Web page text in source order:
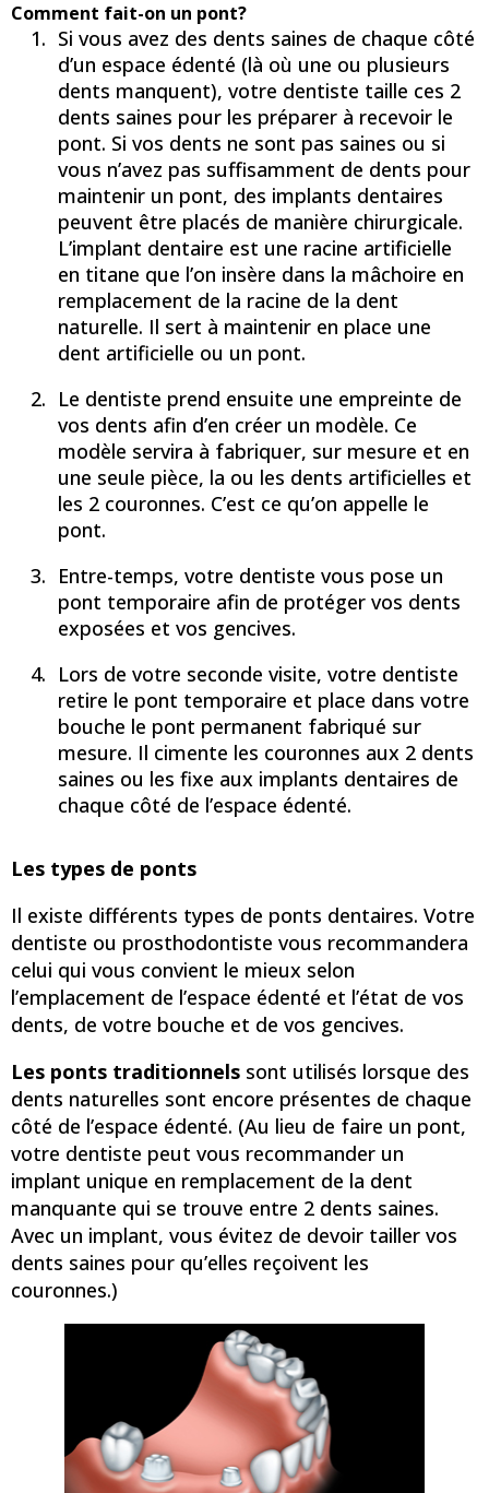
Comment fait-on un pont?
Si vous avez des dents saines de chaque côté
d’un espace édenté (là où une ou plusieurs
dents manquent), votre dentiste taille ces 2
dents saines pour les préparer à recevoir le
pont. Si vos dents ne sont pas saines ou si
vous n’avez pas suffisamment de dents pour
maintenir un pont, des implants dentaires
peuvent être placés de manière chirurgicale.
L’implant dentaire est une racine artificielle
en titane que l’on insère dans la mâchoire en
remplacement de la racine de la dent
naturelle. Il sert à maintenir en place une
dent artificielle ou un pont.
Le dentiste prend ensuite une empreinte de
vos dents afin d’en créer un modèle. Ce
modèle servira à fabriquer, sur mesure et en
une seule pièce, la ou les dents artificielles et
les 2 couronnes. C’est ce qu’on appelle le
pont.
Entre-temps, votre dentiste vous pose un
pont temporaire afin de protéger vos dents
exposées et vos gencives.
Lors de votre seconde visite, votre dentiste
retire le pont temporaire et place dans votre
bouche le pont permanent fabriqué sur
mesure. Il cimente les couronnes aux 2 dents
saines ou les fixe aux implants dentaires de
chaque côté de l’espace édenté.
Les types de ponts
Il existe différents types de ponts dentaires. Votre
dentiste ou prosthodontiste vous recommandera
celui qui vous convient le mieux selon
l’emplacement de l’espace édenté et l’état de vos
dents, de votre bouche et de vos gencives.
Les ponts traditionnels sont utilisés lorsque des
dents naturelles sont encore présentes de chaque
côté de l’espace édenté. (Au lieu de faire un pont,
votre dentiste peut vous recommander un
implant unique en remplacement de la dent
manquante qui se trouve entre 2 dents saines.
Avec un implant, vous évitez de devoir tailler vos
dents saines pour qu’elles reçoivent les
couronnes.)